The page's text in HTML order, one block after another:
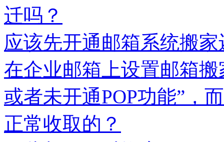
迁吗？
应该先开通邮箱系统搬
在企业邮箱上设置邮箱
或者未开通POP功能”，
正常收取的？